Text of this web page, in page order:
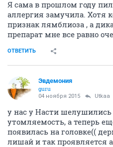
Я сама в прошлом году
аллергия замучила. Хотя
признак лямблиоза , а
препарат мне все равно
ОТВЕТИТЬ
Эвдемония
guru
04 ноября 2015 Utkaa
у нас у Насти шелушились
утомляемость, а теперь
появилась на головке((
лишай и так проявляется